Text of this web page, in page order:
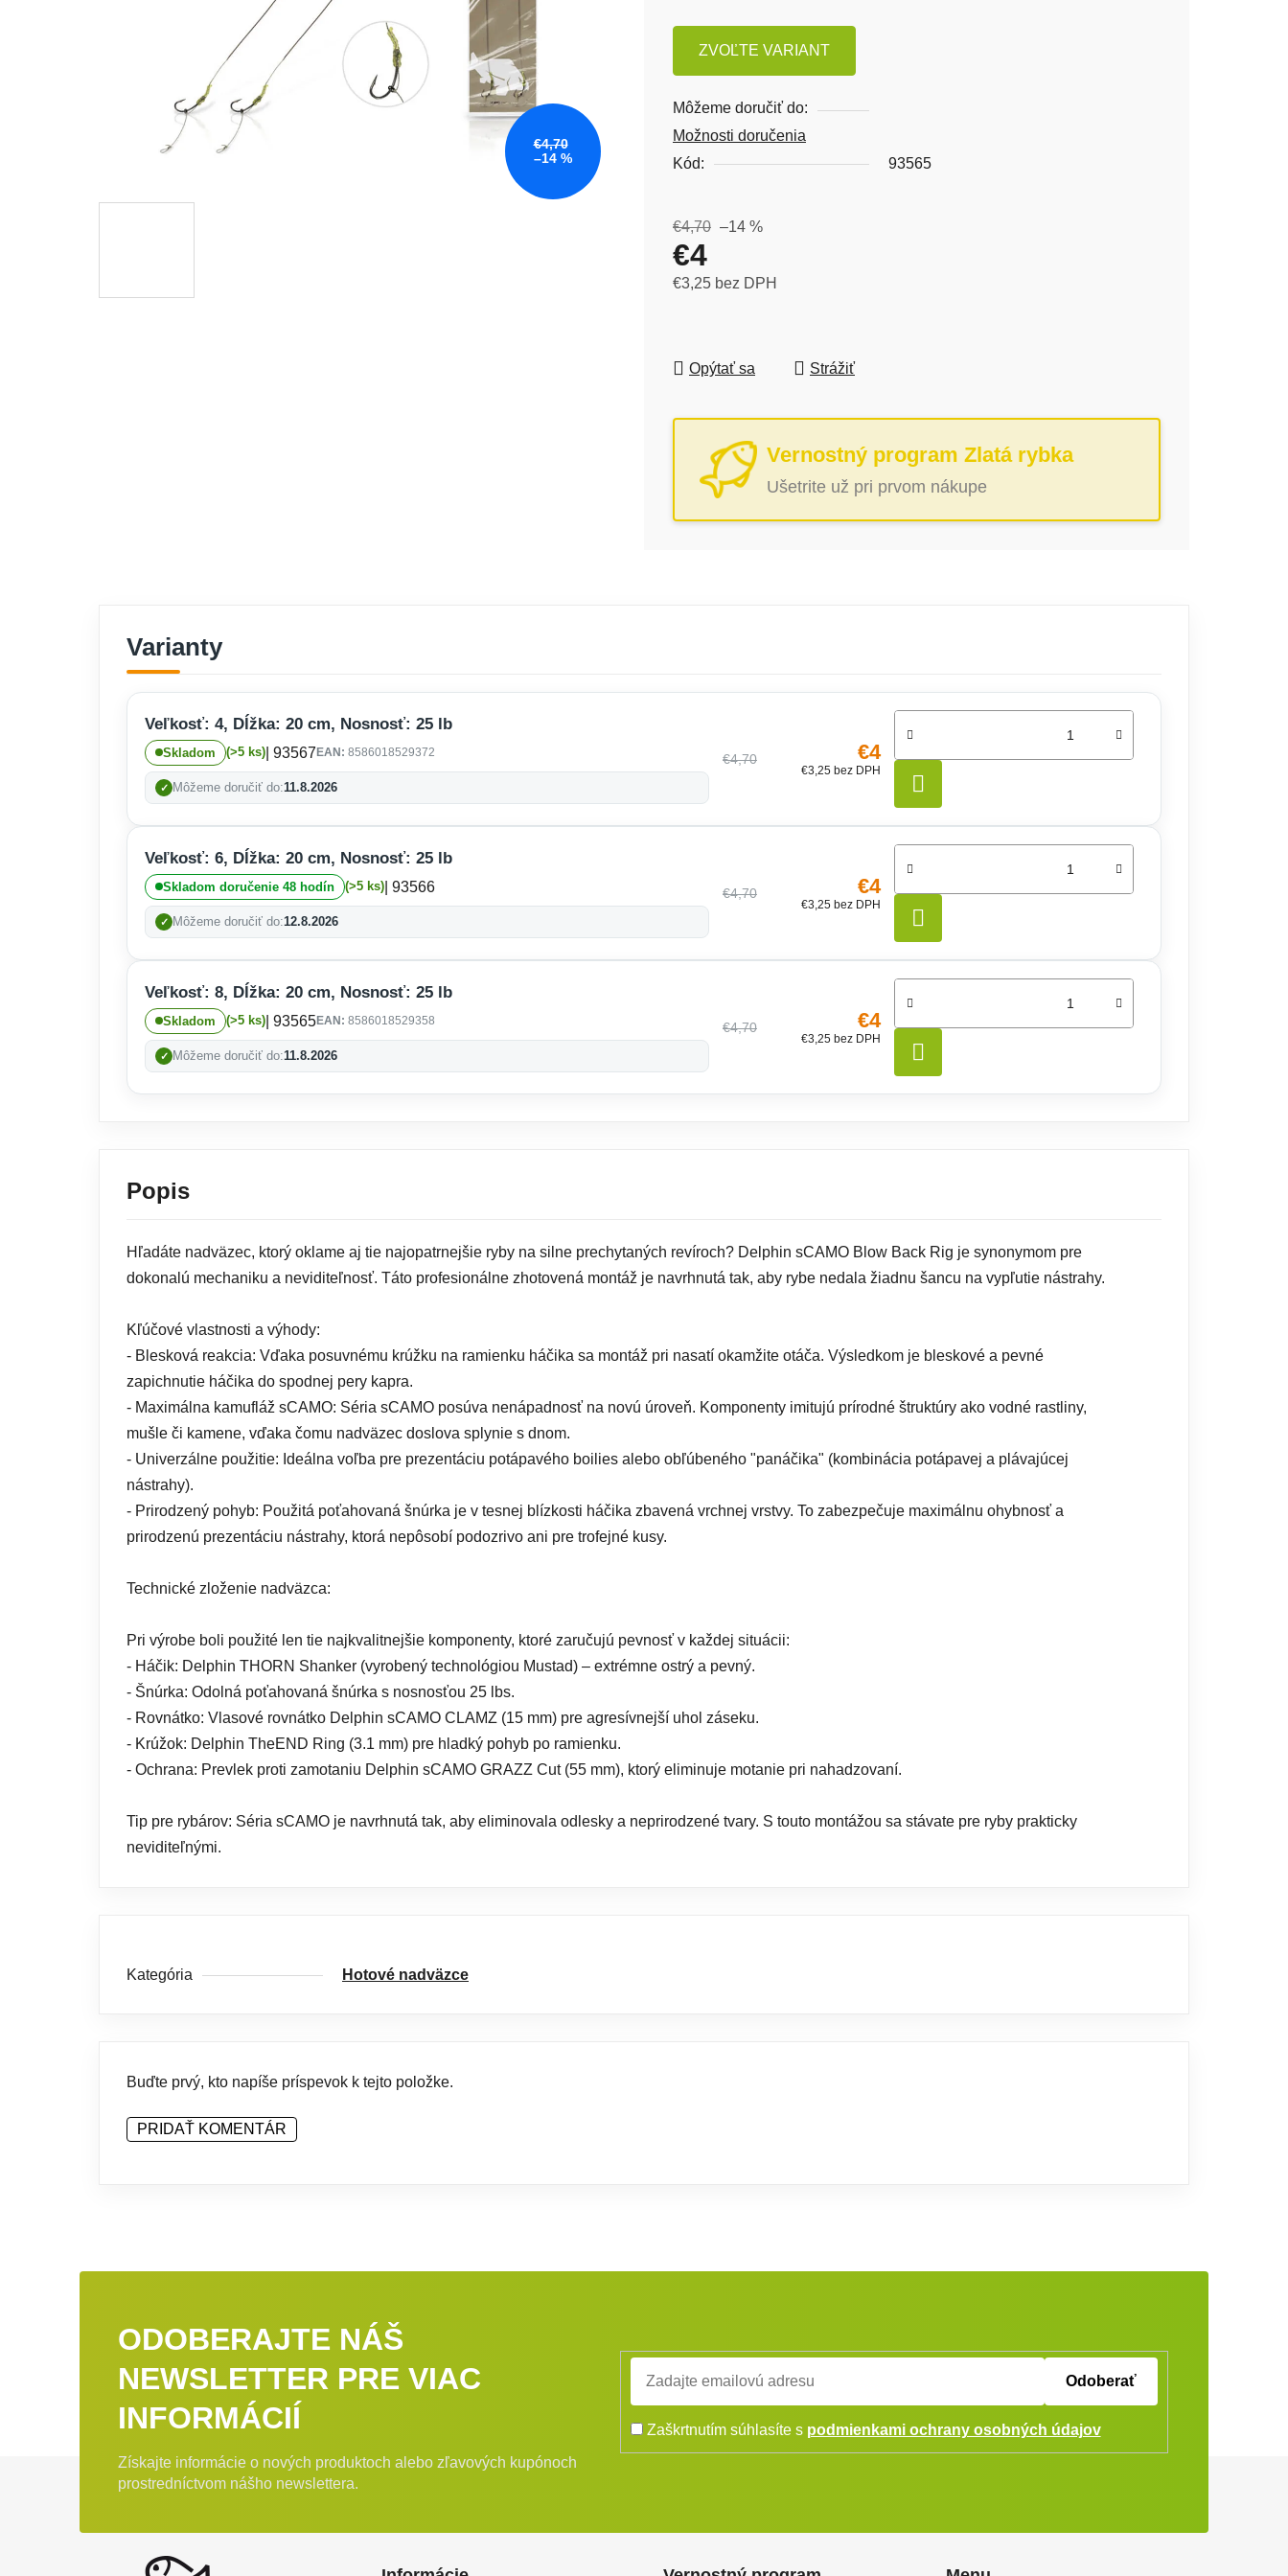
ZVOĽTE VARIANT
Môžeme doručiť do:
Možnosti doručenia
Kód:
93565
€4,70 –14 %
€4
€3,25 bez DPH
Opýtať sa Strážiť
Vernostný program Zlatá rybka
Ušetrite už pri prvom nákupe
€4,70
–14 %
Varianty
Veľkosť: 4, Dĺžka: 20 cm, Nosnosť: 25 lb
Skladom (>5 ks) | 93567 EAN: 8586018529372
Môžeme doručiť do:11.8.2026
€4,70 €4
€3,25 bez DPH
Veľkosť: 6, Dĺžka: 20 cm, Nosnosť: 25 lb
Skladom doručenie 48 hodín (>5 ks) | 93566
Môžeme doručiť do:12.8.2026
€4,70 €4
€3,25 bez DPH
Veľkosť: 8, Dĺžka: 20 cm, Nosnosť: 25 lb
Skladom (>5 ks) | 93565EAN: 8586018529358
Môžeme doručiť do:11.8.2026
€4,70 €4
€3,25 bez DPH
Popis
Hľadáte nadväzec, ktorý oklame aj tie najopatrnejšie ryby na silne prechytaných revíroch? Delphin sCAMO Blow Back Rig je synonymom pre
dokonalú mechaniku a neviditeľnosť. Táto profesionálne zhotovená montáž je navrhnutá tak, aby rybe nedala žiadnu šancu na vypľutie nástrahy.
Kľúčové vlastnosti a výhody:
- Blesková reakcia: Vďaka posuvnému krúžku na ramienku háčika sa montáž pri nasatí okamžite otáča. Výsledkom je bleskové a pevné
zapichnutie háčika do spodnej pery kapra.
- Maximálna kamufláž sCAMO: Séria sCAMO posúva nenápadnosť na novú úroveň. Komponenty imitujú prírodné štruktúry ako vodné rastliny,
mušle či kamene, vďaka čomu nadväzec doslova splynie s dnom.
- Univerzálne použitie: Ideálna voľba pre prezentáciu potápavého boilies alebo obľúbeného "panáčika" (kombinácia potápavej a plávajúcej
nástrahy).
- Prirodzený pohyb: Použitá poťahovaná šnúrka je v tesnej blízkosti háčika zbavená vrchnej vrstvy. To zabezpečuje maximálnu ohybnosť a
prirodzenú prezentáciu nástrahy, ktorá nepôsobí podozrivo ani pre trofejné kusy.
Technické zloženie nadväzca:
Pri výrobe boli použité len tie najkvalitnejšie komponenty, ktoré zaručujú pevnosť v každej situácii:
- Háčik: Delphin THORN Shanker (vyrobený technológiou Mustad) – extrémne ostrý a pevný.
- Šnúrka: Odolná poťahovaná šnúrka s nosnosťou 25 lbs.
- Rovnátko: Vlasové rovnátko Delphin sCAMO CLAMZ (15 mm) pre agresívnejší uhol záseku.
- Krúžok: Delphin TheEND Ring (3.1 mm) pre hladký pohyb po ramienku.
- Ochrana: Prevlek proti zamotaniu Delphin sCAMO GRAZZ Cut (55 mm), ktorý eliminuje motanie pri nahadzovaní.
Tip pre rybárov: Séria sCAMO je navrhnutá tak, aby eliminovala odlesky a neprirodzené tvary. S touto montážou sa stávate pre ryby prakticky
neviditeľnými.
Kategória Hotové nadväzce
Buďte prvý, kto napíše príspevok k tejto položke.
PRIDAŤ KOMENTÁR
ODOBERAJTE NÁŠ
NEWSLETTER PRE VIAC
INFORMÁCIÍ
Získajte informácie o nových produktoch alebo zľavových kupónoch
prostredníctvom nášho newslettera.
Odoberať
Zaškrtnutím súhlasíte s podmienkami ochrany osobných údajov